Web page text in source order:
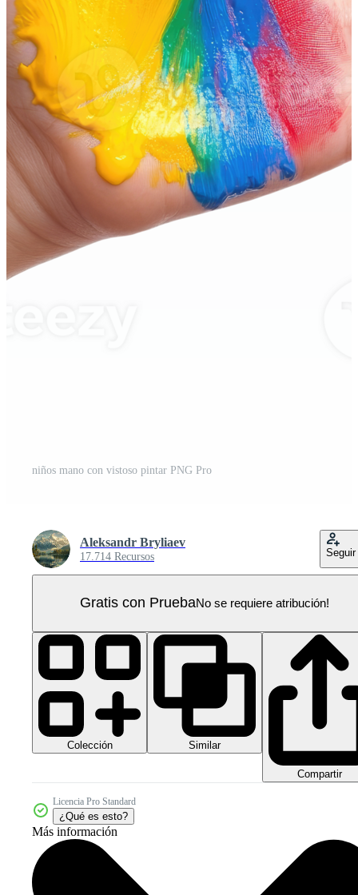
niños mano con vistoso pintar PNG Pro
Aleksandr Bryliaev
17.714 Recursos Seguir
Gratis con PruebaNo se requiere atribución!
Colección Similar
Compartir
Licencia Pro Standard
¿Qué es esto?
Más información